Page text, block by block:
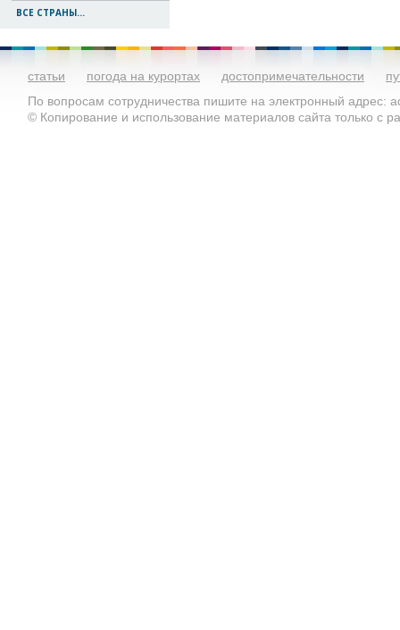
ВСЕ СТРАНЫ...
статьи погода на курортах достопримечательности
По вопросам сотрудничества пишите на электронный адрес:
© Копирование и использование материалов сайта только с